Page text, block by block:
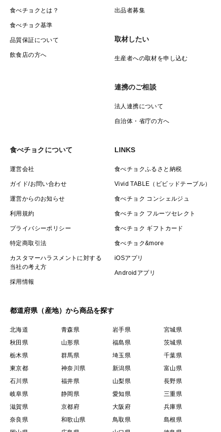
食べチョクとは？
食べチョク基準
品質保証について
飲食店の方へ
出品者募集
取材したい
生産者への取材を申し込む
連携のご相談
法人連携について
自治体・省庁の方へ
食べチョクについて
運営会社
ガイド/お問い合わせ
運営からのお知らせ
利用規約
プライバシーポリシー
特定商取引法
カスタマーハラスメントに対する
当社の考え方
採用情報
LINKS
食べチョクふるさと納税
Vivid TABLE（ビビッドテーブル）
食べチョク コンシェルジュ
食べチョク フルーツセレクト
食べチョク ギフトカード
食べチョク&more
iOSアプリ
Androidアプリ
都道府県（産地）から商品を探す
北海道 青森県 岩手県
宮城県
秋田県
山形県 福島県
茨城県
栃木県
群馬県 埼玉県
千葉県
東京都
神奈川県 新潟県
富山県
石川県
福井県 山梨県
長野県
岐阜県
静岡県 愛知県
三重県
滋賀県
京都府 大阪府
兵庫県
奈良県
和歌山県 鳥取県
島根県